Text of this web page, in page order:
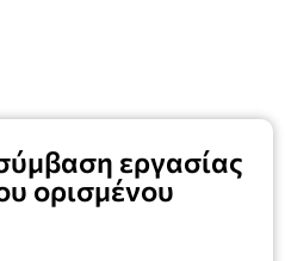
εργασίας
ορισμένου